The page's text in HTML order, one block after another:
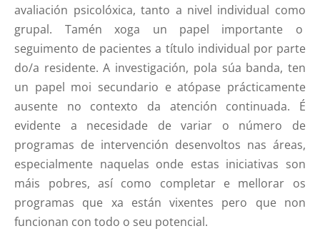
avaliación psicolóxica, tanto a nivel individual como
grupal. Tamén xoga un papel importante o
seguimento de pacientes a título individual por parte
do/a residente. A investigación, pola súa banda, ten
un papel moi secundario e atópase prácticamente
ausente no contexto da atención continuada. É
evidente a necesidade de variar o número de
programas de intervención desenvoltos nas áreas,
especialmente naquelas onde estas iniciativas son
máis pobres, así como completar e mellorar os
programas que xa están vixentes pero que non
funcionan con todo o seu potencial.